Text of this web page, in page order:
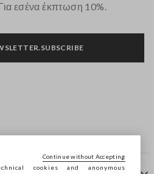
εσένα έκπτωση 10%.
cookies and anonymous
Continue without Accepting